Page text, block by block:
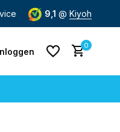
vanaf € 60,-
9,1 @ Kiyoh
0